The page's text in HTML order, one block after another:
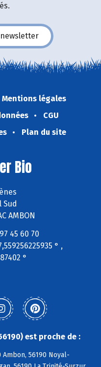
Mentions légales
CGU
Plan du site
Bio
Sud
AMBON
45 60 70
° ,
°
est proche de :
56190 Noyal-